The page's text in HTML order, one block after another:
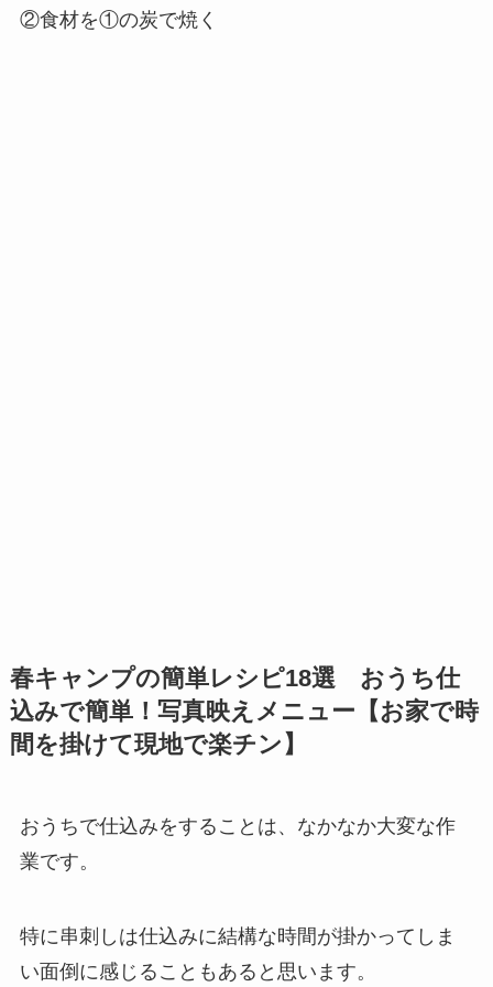
②食材を①の炭で焼く
春キャンプの簡単レシピ18選 おうち仕
込みで簡単！写真映えメニュー【お家で時
間を掛けて現地で楽チン】
おうちで仕込みをすることは、なかなか大変な作
業です。
特に串刺しは仕込みに結構な時間が掛かってしま
い面倒に感じることもあると思います。